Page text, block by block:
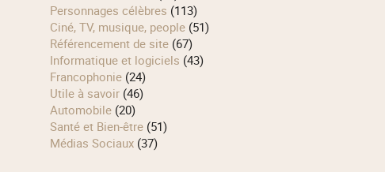
Personnages célèbres (113)
Ciné, TV, musique, people(51)
Référencement de site(67)
Informatique et logiciels (43)
Francophonie(24)
Utile à savoir(46)
Automobile(20)
Santé et Bien-être(51)
Médias Sociaux(37)